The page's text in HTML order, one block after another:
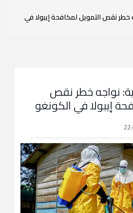
خطر نقص التمويل لمكافحة إيبولا في
نواجه خطر نقص
إيبولا في الكونغو